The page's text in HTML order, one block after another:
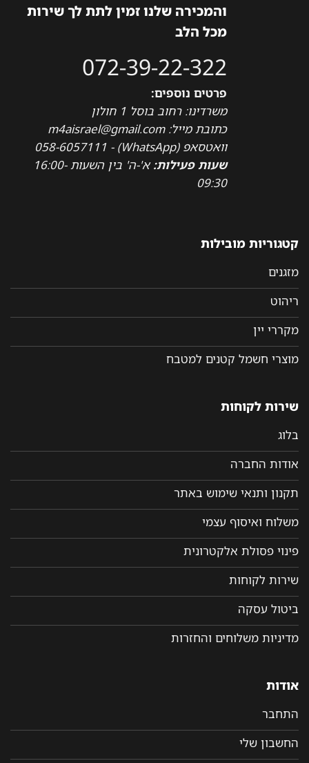
והמכירה שלנו זמין לתת לך שירות
מכל הלב
072-39-22-322
פרטים נוספים:
משרדינו: רחוב בוסל 1 חולון
כתובת מייל: m4aisrael@gmail.com
וואטסאפ (WhatsApp) - 058-6057111
שעות פעילות:
א'-ה' בין השעות 16:00-
09:30
קטגוריות מובילות
מזגנים
ריהוט
מקררי יין
מוצרי חשמל קטנים למטבח
שירות לקוחות
בלוג
אודות החברה
תקנון ותנאי שימוש באתר
משלוח ואיסוף עצמי
פינוי פסולת אלקטרונית
שירות לקוחות
ביטול עסקה
מדיניות משלוחים והחזרות
אודות
התחבר
החשבון שלי